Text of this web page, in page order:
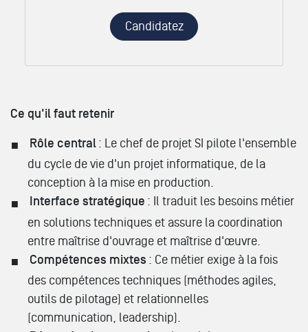
Candidatez
Ce qu'il faut retenir
Rôle central : Le chef de projet SI pilote l'ensemble
du cycle de vie d'un projet informatique, de la
conception à la mise en production.
Interface stratégique : Il traduit les besoins métier
en solutions techniques et assure la coordination
entre maîtrise d'ouvrage et maîtrise d'œuvre.
Compétences mixtes : Ce métier exige à la fois
des compétences techniques (méthodes agiles,
outils de pilotage) et relationnelles
(communication, leadership).